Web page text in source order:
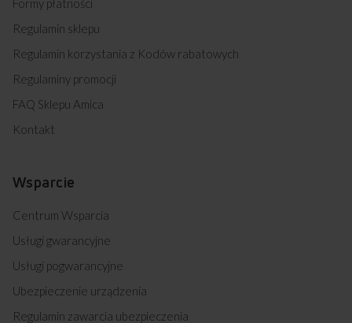
Formy płatności
Regulamin sklepu
Regulamin korzystania z Kodów rabatowych
Regulaminy promocji
FAQ Sklepu Amica
Kontakt
Wsparcie
Centrum Wsparcia
Usługi gwarancyjne
Usługi pogwarancyjne
Ubezpieczenie urządzenia
Regulamin zawarcia ubezpieczenia